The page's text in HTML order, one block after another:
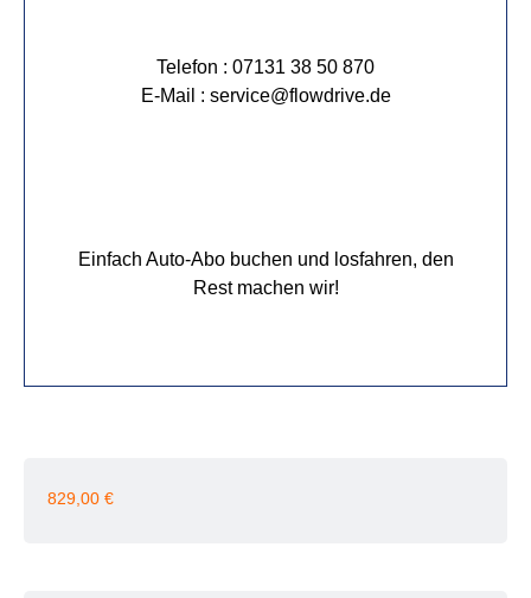
Telefon : 07131 38 50 870
E-Mail : service@flowdrive.de
Einfach Auto-Abo buchen und losfahren, den
Rest machen wir!
829,00 €